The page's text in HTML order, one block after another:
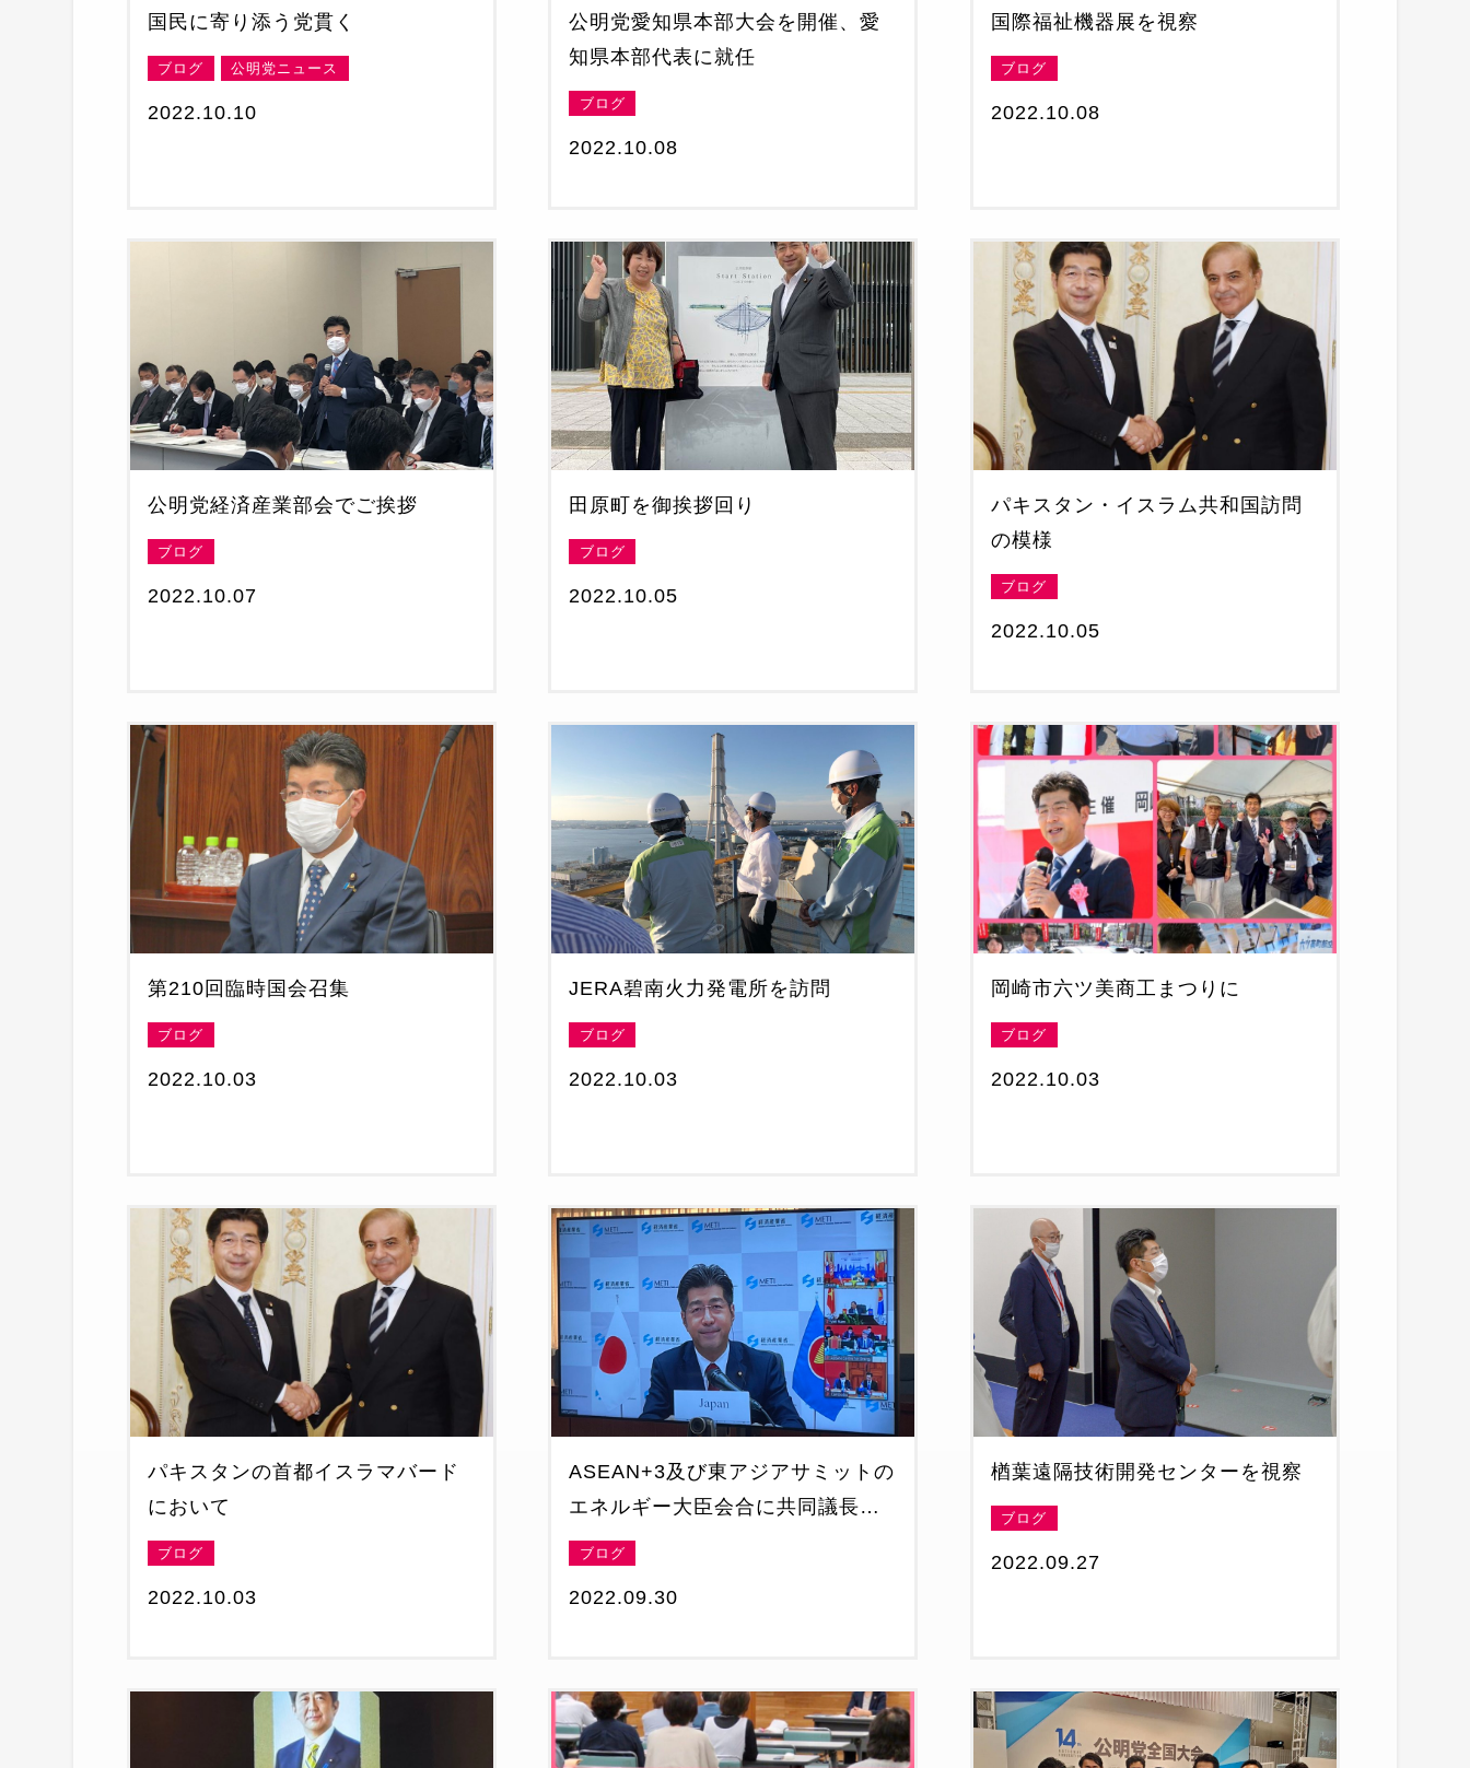
国民に寄り添う党貫く
ブログ 公明党ニュース
2022.10.10
公明党愛知県本部大会を開催、愛
知県本部代表に就任
ブログ
2022.10.08
国際福祉機器展を視察
ブログ
2022.10.08
公明党経済産業部会でご挨拶
ブログ
2022.10.07
田原町を御挨拶回り
ブログ
2022.10.05
パキスタン・イスラム共和国訪問
の模様
ブログ
2022.10.05
第210回臨時国会召集
ブログ
2022.10.03
JERA碧南火力発電所を訪問
ブログ
2022.10.03
岡崎市六ツ美商工まつりに
ブログ
2022.10.03
パキスタンの首都イスラマバード
において
ブログ
2022.10.03
ASEAN+3及び東アジアサミットの
エネルギー大臣会合に共同議長と
して出席
ブログ
2022.09.30
楢葉遠隔技術開発センターを視察
ブログ
2022.09.27